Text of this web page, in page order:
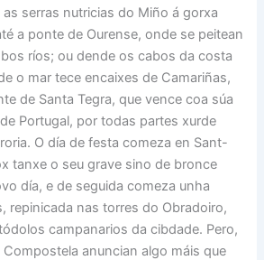
serras nutricias do Miño á gorxa
a ponte de Ourense, onde se peitean
ríos; ou dende os cabos da costa
o mar tece encaixes de Camariñas,
de Santa Tegra, que vence coa súa
Portugal, por todas partes xurde
O día de festa comeza en Sant-
tanxe o seu grave sino de bronce
día, e de seguida comeza unha
repinicada nas torres do Obradoiro,
campanarios da cibdade. Pero,
anuncian algo máis que